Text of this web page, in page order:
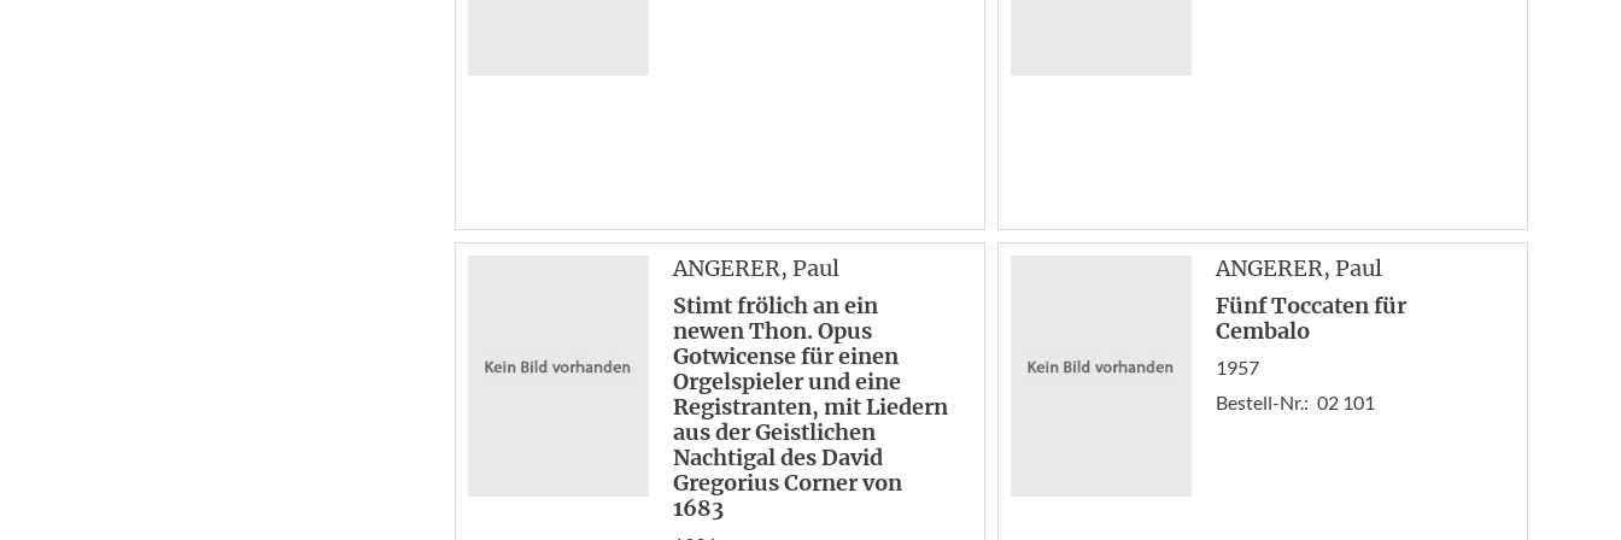
ANGERER, Paul
Stimt frölich an ein
newen Thon. Opus
Gotwicense für einen
Orgelspieler und eine
Registranten, mit Liedern
aus der Geistlichen
Nachtigal des David
Gregorius Corner von
1683
ANGERER, Paul
Fünf Toccaten für
Cembalo
1957
Bestell-Nr.: 02 101